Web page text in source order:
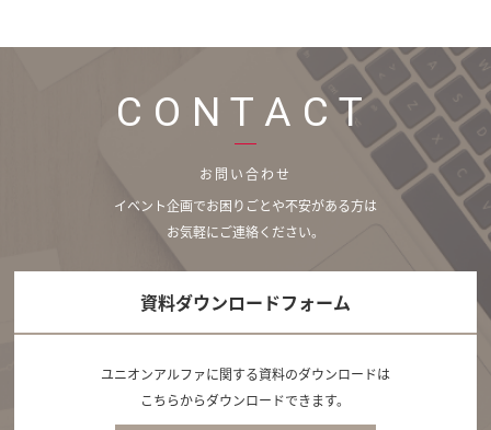
CONTACT
お問い合わせ
イベント企画でお困りごとや不安がある方は
お気軽にご連絡ください。
資料ダウンロードフォーム
ユニオンアルファに関する資料のダウンロードは
こちらからダウンロードできます。